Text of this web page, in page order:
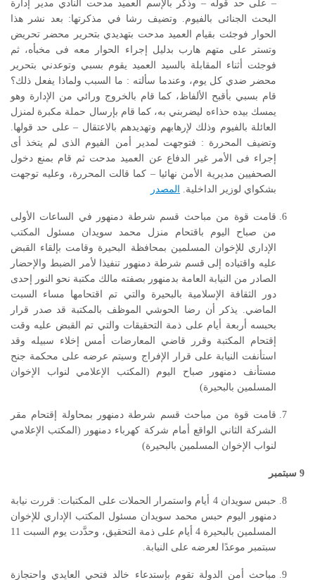
– على حد قوله – وذكر بالإسم العميد مدحت النادي مدير إدارة
البحث الجنائى بالفيوم. وتضيف رشا في مذكرتها: بعد نشر هذا
الحوار فوجئت بقيام العميد مدحت بتهديدي بتحرير محضر تحريض
وتستر على متهم هارب بدليل إجراء الحوار معه فى مخبأه، ثم
فوجئت أثناء المقابلة بالسيد العميد يقوم بسبي وتوعدني بتحرير
محضر ضدي كل يوم، وعندما سألته : ما السبب ولماذا يفعل ذلك؟
قام بسبي بأقبح الألفاظ، كما قام بالخروج ورائي من الإدارة وهو
يمسك بيده حذاءه ليضربني به، كما قام بإرسال حملة مكبرة لمنزل
العائلة بالفيوم وذلك لإرهابهم وتهديدهم بالاعتقال – على حد قولها.
وتضيف المحررة : فتوجهت لمدير أمن الفيوم الذى لم يتخذ أى
إجراء فى الأمر غير الدفاع عن العميد مدحت ثم قام بمنع دخول
الصحفيين مديرية الأمن نهائيا – كما قالت المحررة، وعليه توجهت
بشكواي لوزير الداخلية.
المصدر
قامت قوة من مباحث قسم شرطة دمنهور في الساعات الأولى
من صباح اليوم باقتحام منزل محمد سويدان مسئول المكتب
الإداري للإخوان المسلمين بمحافظة البحيرة وقامت بإلقاء القبض
عليه واقتياده إلى قسم شرطة دمنهور تنفيذا لأمر الضبط والإحضار
الصادر من النيابة العامة بدمنهور بصفته مالك مكتبة نحو النور إحدى
دور الثقافة الإسلامية بالبحيرة والتي تم اقتحامها مساء السبت
الماضي. يذكر أن رضا الحوشي الموظف بالمكتبة قد صدر قرار
بحبسه أربعة أيام على ذمة التحقيقات والتي تم القبض عليه وقت
إقتحام المكتبة وقرر قاضي المعارضات أمس إخلاء سبيله وقد
استأنفت النيابة على قرار الإفراج وسيتم عرضه على محكمة جنح
مستأنف دمنهور صباح اليوم (المكتب الإعلامي لنواب الإخوان
المسلمين بالبحيرة)
قامت قوة من مباحث قسم شرطة دمنهور بمحاولة إقتحام مقر
الشركة الثاني الواقع أمام شركة كهرباء دمنهور (المكتب الإعلامي
لنواب الإخوان المسلمين بالبحيرة)
9 سبتمبر
حبس سويدان 4 أيام واستمرار الحملات على المكتبات: قررت نيابة
دمنهور اليوم حبس محمد سويدان مسئول المكتب الإداري للإخوان
المسلمين بالبحيرة 4 أيام على ذمة التحقيق، وحدَّدت يوم السبت 11
سبتمبر موعدًا لعرضه على النيابة.
مباحث أمن الدولة تقوم بإستدعاء خالد فتحي العايدي واحتجازة